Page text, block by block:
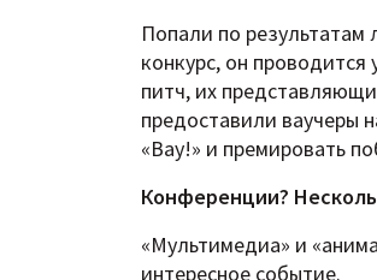
Попали по результатам
конкурс, он
питч, их
предоставили ваучеры
«Вау!» и премировать
Конференции?
«Мультимедиа» и
интересное событие.